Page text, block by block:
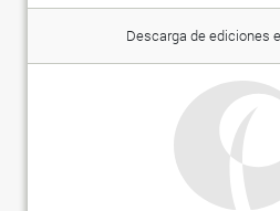
Descarga de ediciones